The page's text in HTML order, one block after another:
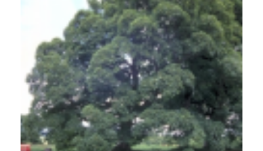
Gewone esdoorn